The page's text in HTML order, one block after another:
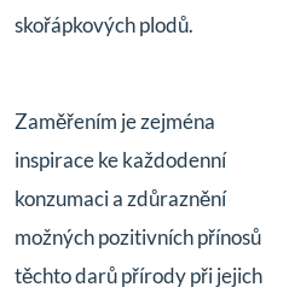
skořápkových plodů.
Zaměřením je zejména
inspirace ke každodenní
konzumaci a zdůraznění
možných pozitivních přínosů
těchto darů přírody při jejich